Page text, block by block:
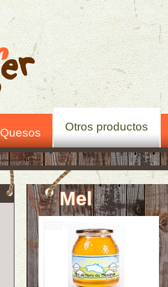
Quesos Otros productos
Mel